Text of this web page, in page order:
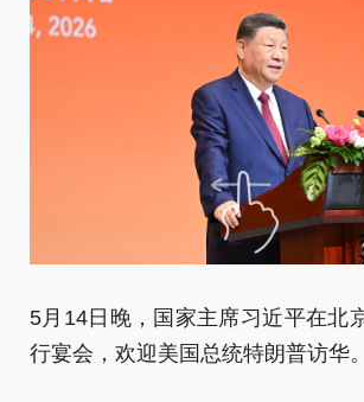
5月14日晚，国家主席习近平在北
行宴会，欢迎美国总统特朗普访华。